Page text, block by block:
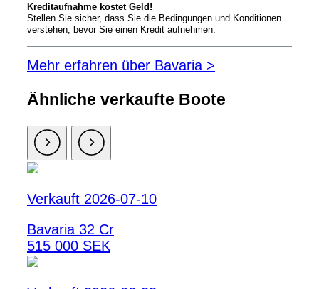
Kreditaufnahme kostet Geld!
Stellen Sie sicher, dass Sie die Bedingungen und Konditionen
verstehen, bevor Sie einen Kredit aufnehmen.
Mehr erfahren über Bavaria >
Ähnliche verkaufte Boote
Verkauft 2026-07-10
Bavaria 32 Cr
515 000 SEK